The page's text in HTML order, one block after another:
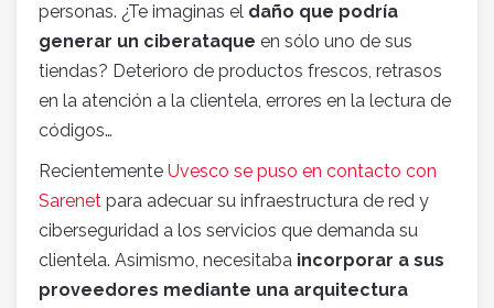
personas. ¿Te imaginas el daño que podría
generar un ciberataque en sólo uno de sus
tiendas? Deterioro de productos frescos, retrasos
en la atención a la clientela, errores en la lectura de
códigos…
Recientemente Uvesco se puso en contacto con
Sarenet para adecuar su infraestructura de red y
ciberseguridad a los servicios que demanda su
clientela. Asimismo, necesitaba incorporar a sus
proveedores mediante una arquitectura